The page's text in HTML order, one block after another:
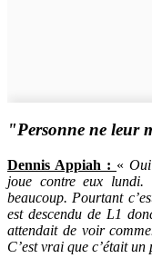
"Personne ne leur
Dennis Appiah : «
joue contre eux lundi.
beaucoup. Pourtant
est descendu de L1
attendait de voir
C’est vrai que c’était